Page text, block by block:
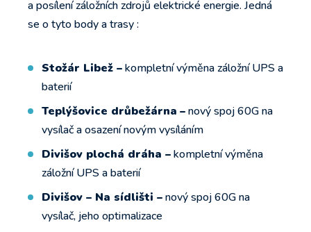
a posílení záložních zdrojů elektrické energie. Jedná
se o tyto body a trasy :
Stožár Libež –kompletní výměna záložní UPS a
baterií
Teplýšovice drůbežárna –nový spoj 60G na
vysílač a osazení novým vysíláním
Divišov plochá dráha –kompletní výměna
záložní UPS a baterií
Divišov – Na sídlišti –nový spoj 60G na
vysílač, jeho optimalizace